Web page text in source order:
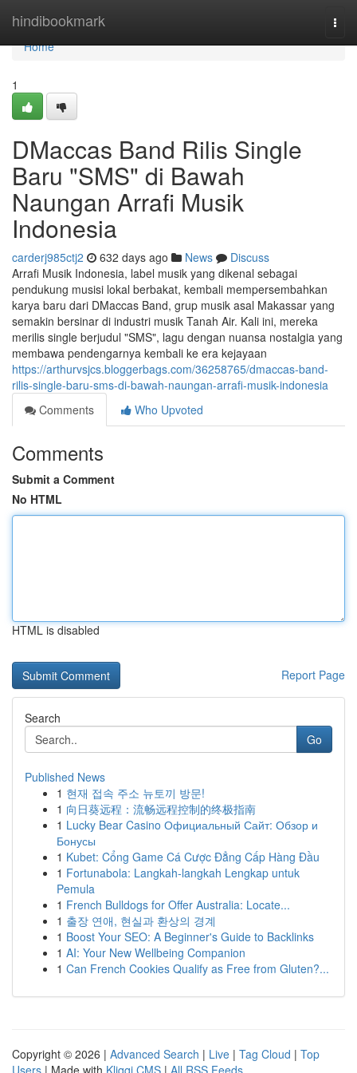
hindibookmark
Home
Home
1
DMaccas Band Rilis Single
Baru "SMS" di Bawah
Naungan Arrafi Musik
Indonesia
carderj985ctj2 632 days ago News
Discuss
Arrafi Musik Indonesia, label musik yang dikenal sebagai
pendukung musisi lokal berbakat, kembali mempersembahkan
karya baru dari DMaccas Band, grup musik asal Makassar yang
semakin bersinar di industri musik Tanah Air. Kali ini, mereka
merilis single berjudul "SMS", lagu dengan nuansa nostalgia yang
membawa pendengarnya kembali ke era kejayaan
https://arthurvsjcs.bloggerbags.com/36258765/dmaccas-band-
rilis-single-baru-sms-di-bawah-naungan-arrafi-musik-indonesia
Comments
Who Upvoted
Comments
Submit a Comment
No HTML
HTML is disabled
Report Page
Search
Go
Published News
1 현재 접속 주소 뉴토끼 방문!
1 向日葵远程：流畅远程控制的终极指南
1 Lucky Bear Casino Официальный Сайт: Обзор и
Бонусы
1 Kubet: Cổng Game Cá Cược Đẳng Cấp Hàng Đầu
1 Fortunabola: Langkah-langkah Lengkap untuk
Pemula
1 French Bulldogs for Offer Australia: Locate...
1 출장 연애, 현실과 환상의 경계
1 Boost Your SEO: A Beginner's Guide to Backlinks
1 AI: Your New Wellbeing Companion
1 Can French Cookies Qualify as Free from Gluten?...
Copyright © 2026 | Advanced Search | Live | Tag Cloud | Top
Users | Made with Kliqqi CMS | All RSS Feeds